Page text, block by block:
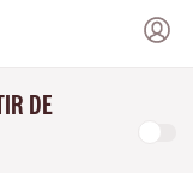
DE